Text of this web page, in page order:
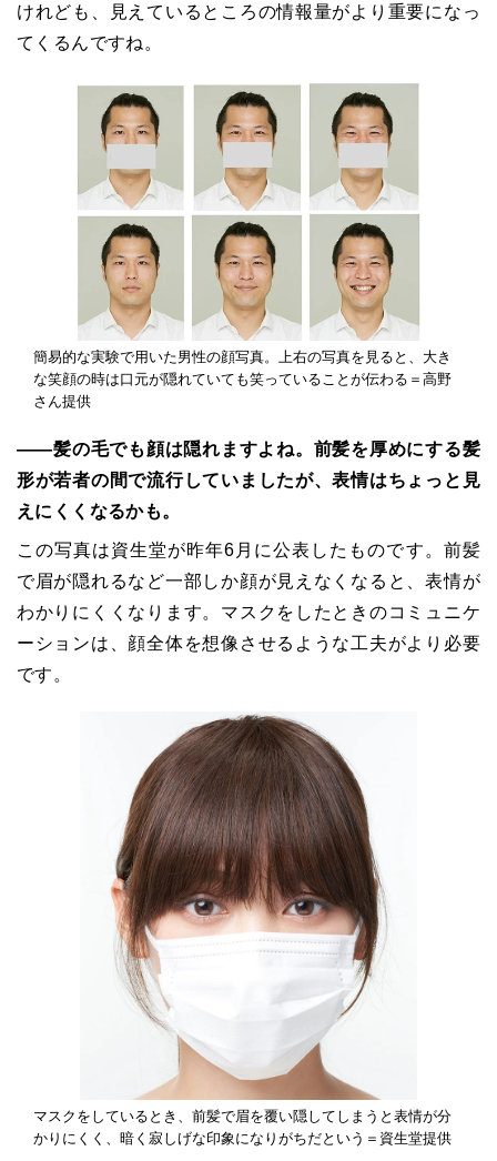
けれども、見えているところの情報量がより重要になっ
てくるんですね。
簡易的な実験で用いた男性の顔写真。上右の写真を見ると、大き
な笑顔の時は口元が隠れていても笑っていることが伝わる＝高野
さん提供
――髪の毛でも顔は隠れますよね。前髪を厚めにする髪
形が若者の間で流行していましたが、表情はちょっと見
えにくくなるかも。
この写真は資生堂が昨年6月に公表したものです。前髪
で眉が隠れるなど一部しか顔が見えなくなると、表情が
わかりにくくなります。マスクをしたときのコミュニケ
ーションは、顔全体を想像させるような工夫がより必要
です。
マスクをしているとき、前髪で眉を覆い隠してしまうと表情が分
かりにくく、暗く寂しげな印象になりがちだという＝資生堂提供